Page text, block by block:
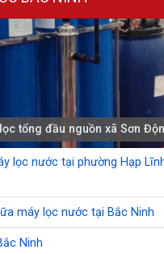
tổng đầu nguồn xã Sơn
lọc nước tại phường Hạp
máy lọc nước tại Bắc Ninh
Ninh